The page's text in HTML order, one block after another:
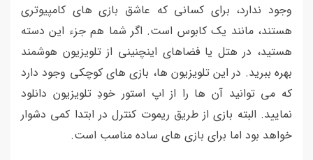
وجود ندارد، برای کسانی که عاشق بازی های کامپیوتری
هستند، مانند یک کابوس است. اگر شما هم جزء این دسته
هستید، در هتل یا فضاهای اینچنینی از تلویزیون هوشمند
بهره ببرید. در این تلویزیون ها، بازی های کوچکی وجود دارد
که می توانید آن ها را از اپ استور خودِ تلویزیون دانلود
نمایید. البته بازی از طریق ریموت کنترل در ابتدا کمی دشوار
خواهد بود اما برای بازی های ساده مناسب است.